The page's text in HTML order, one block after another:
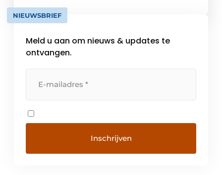
bedrijven uit de meest uiteenlopende
branches, waaronder medische technologie,
mobiliteitsoplossingen en lucht- […]
NIEUWSBRIEF
Meld u aan om nieuws & updates te
ontvangen.